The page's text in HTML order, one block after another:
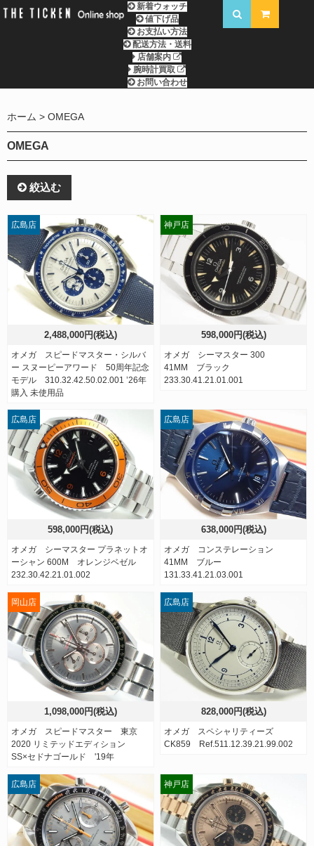
新着ウォッチ
値下げ品
お支払い方法
配送方法・送料
店舗案内
腕時計買取
お問い合わせ
ホーム OMEGA
OMEGA
絞込む
2,488,000円(税込)
オメガ スピードマスター・シルバ
ー スヌーピーアワード 50周年記念
モデル 310.32.42.50.02.001 ’26年
購入 未使用品
広島店
598,000円(税込)
オメガ シーマスター 300
41MM ブラック
233.30.41.21.01.001
神戸店
598,000円(税込)
オメガ シーマスター プラネットオ
ーシャン 600M オレンジベゼル
232.30.42.21.01.002
広島店
638,000円(税込)
オメガ コンステレーション
41MM ブルー
131.33.41.21.03.001
広島店
1,098,000円(税込)
オメガ スピードマスター 東京
2020 リミテッドエディション
SS×セドナゴールド '19年
岡山店
828,000円(税込)
オメガ スペシャリティーズ
CK859 Ref.511.12.39.21.99.002
広島店
広島店 神戸店